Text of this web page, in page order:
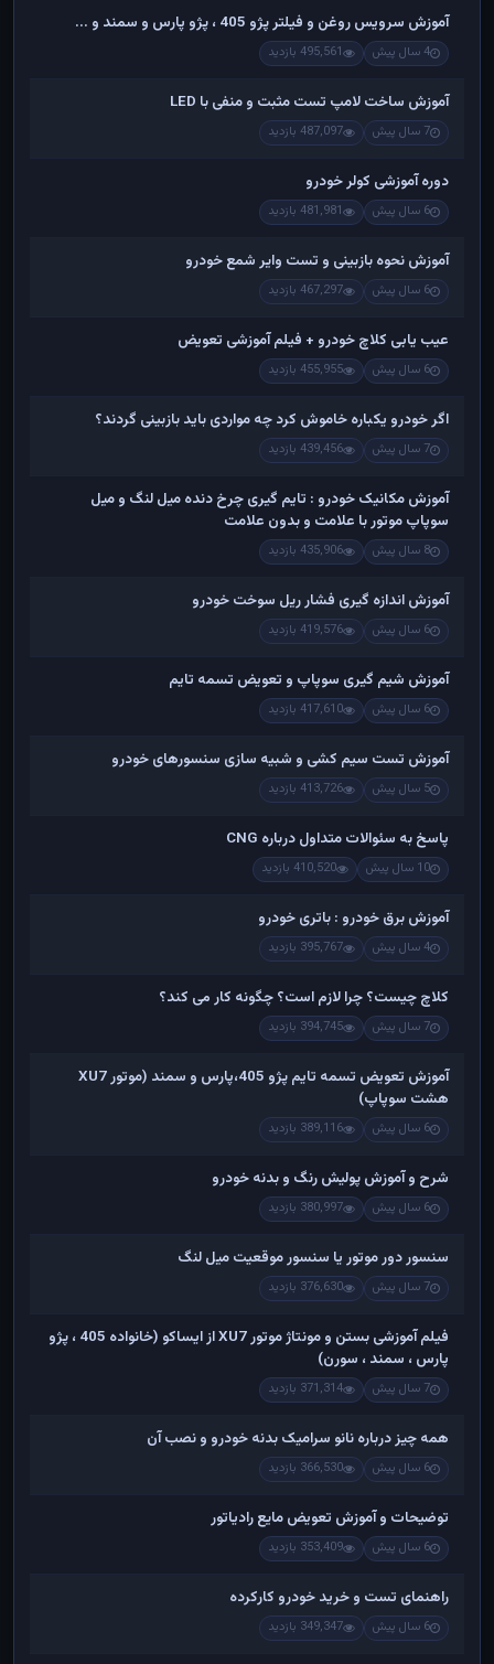
آموزش سرویس روغن و فیلتر پژو 405 ، پژو پارس و سمند و ...
4 سال پیش 495,561 بازدید
آموزش ساخت لامپ تست مثبت و منفی با LED
7 سال پیش 487,097 بازدید
دوره آموزشی کولر خودرو
6 سال پیش 481,981 بازدید
آموزش نحوه بازبینی و تست وایر شمع خودرو
6 سال پیش 467,297 بازدید
عیب یابی کلاچ خودرو + فیلم آموزشی تعویض
6 سال پیش 455,955 بازدید
اگر خودرو یکباره خاموش کرد چه مواردی باید بازبینی گردند؟
7 سال پیش 439,456 بازدید
آموزش مکانیک خودرو : تایم گیری چرخ دنده میل لنگ و میل
سوپاپ موتور با علامت و بدون علامت
8 سال پیش 435,906 بازدید
آموزش اندازه گیری فشار ریل سوخت خودرو
6 سال پیش 419,576 بازدید
آموزش شیم گیری سوپاپ و تعویض تسمه تایم
6 سال پیش 417,610 بازدید
آموزش تست سیم کشی و شبیه سازی سنسورهای خودرو
5 سال پیش 413,726 بازدید
پاسخ به سئوالات متداول درباره CNG
10 سال پیش 410,520 بازدید
آموزش برق خودرو : باتری خودرو
4 سال پیش 395,767 بازدید
کلاچ چیست؟ چرا لازم است؟ چگونه کار می کند؟
7 سال پیش 394,745 بازدید
آموزش تعویض تسمه تایم پژو 405،پارس و سمند (موتور XU7
هشت سوپاپ)
6 سال پیش 389,116 بازدید
شرح و آموزش پولیش رنگ و بدنه خودرو
6 سال پیش 380,997 بازدید
سنسور دور موتور یا سنسور موقعیت میل لنگ
7 سال پیش 376,630 بازدید
فیلم آموزشی بستن و مونتاژ موتور XU7 از ایساکو (خانواده 405 ، پژو
پارس ، سمند ، سورن)
7 سال پیش 371,314 بازدید
همه چیز درباره نانو سرامیک بدنه خودرو و نصب آن
6 سال پیش 366,530 بازدید
توضیحات و آموزش تعویض مایع رادیاتور
6 سال پیش 353,409 بازدید
راهنمای تست و خريد خودرو کارکرده
6 سال پیش 349,347 بازدید